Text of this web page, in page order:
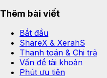
Thêm bài viết
Bắt đầu
ShareX & XerahS
Thanh toán & Chi trả
Vấn đề tài khoản
Phút ưu tiên